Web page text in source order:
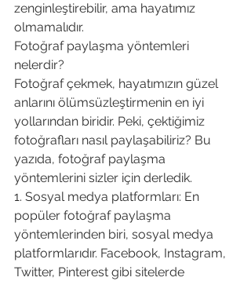
zenginleştirebilir, ama hayatımız
olmamalıdır.
Fotoğraf paylaşma yöntemleri
nelerdir?
Fotoğraf çekmek, hayatımızın güzel
anlarını ölümsüzleştirmenin en iyi
yollarından biridir. Peki, çektiğimiz
fotoğrafları nasıl paylaşabiliriz? Bu
yazıda, fotoğraf paylaşma
yöntemlerini sizler için derledik.
1. Sosyal medya platformları: En
popüler fotoğraf paylaşma
yöntemlerinden biri, sosyal medya
platformlarıdır. Facebook, Instagram,
Twitter, Pinterest gibi sitelerde